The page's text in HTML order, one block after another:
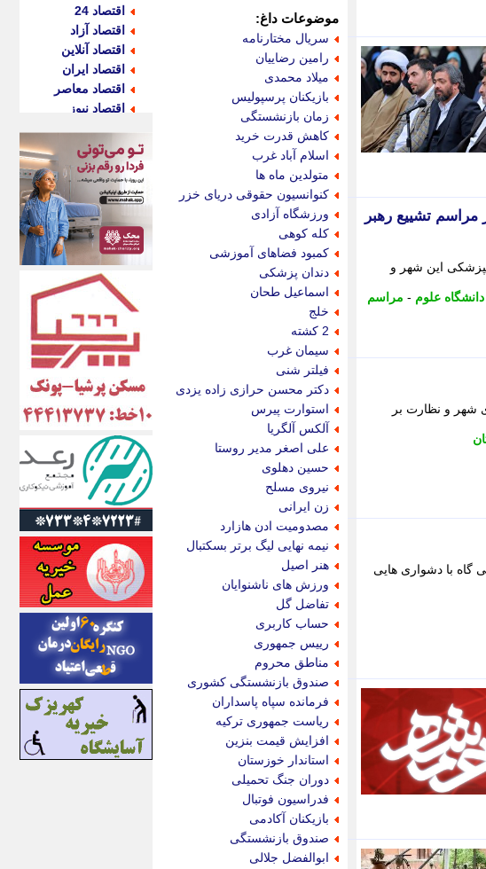
مراسم تشییع رهبر
علوم پزشکی مشهد از آماده باش کامل 15 مرکز دندانپزشکی این شهر و
دانشگاه علوم - مراسم
شهر و نظارت بر
گاه با دشواری هایی
موضوعات داغ:
سریال مختارنامه
رامین رضاییان
میلاد محمدی
بازیکنان پرسپولیس
زمان بازنشستگی
کاهش قدرت خرید
اسلام آباد غرب
متولدین ماه ها
کنوانسیون حقوقی دریای خزر
ورزشگاه آزادی
کله کوهی
کمبود فضاهای آموزشی
دندان پزشکی
اسماعیل طحان
خلج
2 کشته
سیمان غرب
فیلتر شنی
دکتر محسن حرازی زاده یزدی
استوارت پیرس
آلکس آلگریا
علی اصغر مدیر روستا
حسین دهلوی
نیروی مسلح
زن ایرانی
مصدومیت ادن هازارد
نیمه نهایی لیگ برتر بسکتبال
هنر اصیل
ورزش های ناشنوایان
تفاضل گل
حساب کاربری
رییس جمهوری
مناطق محروم
صندوق بازنشستگی کشوری
فرمانده سپاه پاسداران
ریاست جمهوری ترکیه
افزایش قیمت بنزین
استاندار خوزستان
دوران جنگ تحمیلی
فدراسیون فوتبال
بازیکنان آکادمی
صندوق بازنشستگی
ابوالفضل جلالی
اقتصاد 24
اقتصاد آزاد
اقتصاد آنلاین
اقتصاد ایران
اقتصاد معاصر
اقتصاد نیوز
اکوفارس
اکونگار
اکونیوز
الف
انتشار آنلاین
اندیشه قرن
اندیشه معاصر
اندیشه ها
انرژی پرس
ای استخدام
ایتنا
ایراف
ایران آرت
ایران آنلاین
ایران زندگی
ایران فوری
ایرانی روز
ایرانیتال
ایرنا
ایسکانیوز
ایسنا
ایکنا
ایلنا
اینتیتر
ایونا نیوز
بازتاب آنلاین
باشگاه خبرنگاران
باغستان نیوز
بامبوک
ببین و بخون
بدینسان
بنکر